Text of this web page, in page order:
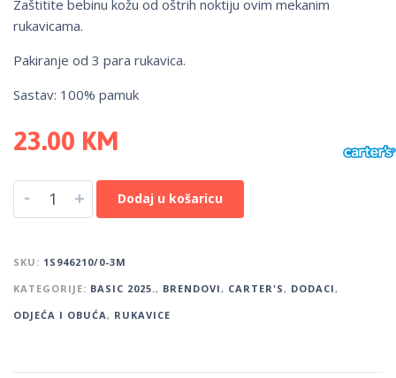
Zaštitite bebinu kožu od oštrih noktiju ovim mekanim
rukavicama.
Pakiranje od 3 para rukavica.
Sastav: 100% pamuk
23.00 KM
- + Dodaj u košaricu
SKU: 1S946210/0-3M
KATEGORIJE: BASIC 2025., BRENDOVI, CARTER'S, DODACI,
ODJEĆA I OBUĆA, RUKAVICE